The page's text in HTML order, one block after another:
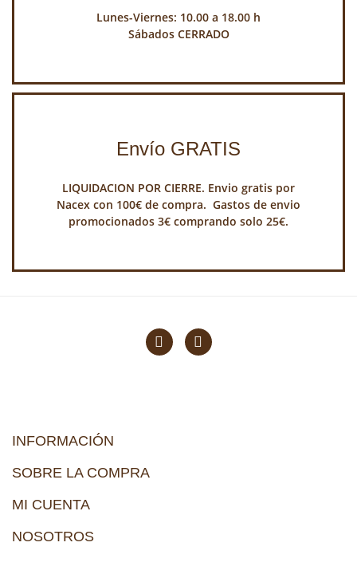
Lunes-Viernes: 10.00 a 18.00 h
Sábados CERRADO
Envío GRATIS
LIQUIDACION POR CIERRE. Envio gratis por
Nacex con 100€ de compra. Gastos de envio
promocionados 3€ comprando solo 25€.
INFORMACIÓN
SOBRE LA COMPRA
MI CUENTA
NOSOTROS